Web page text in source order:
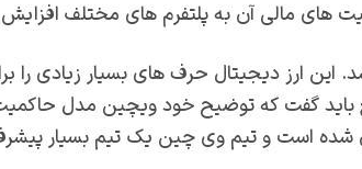
ارز دیجیتال حرف‌ های بسیار زیادی را
باید گفت که توضیح خود ویچین مدل
شده است و تیم وی چین یک تیم بسیار